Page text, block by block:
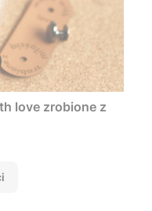
love zrobione z